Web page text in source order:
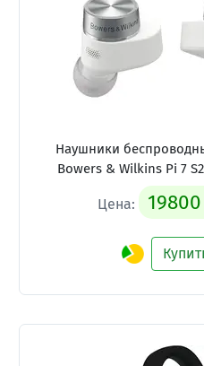
Наушники
Bowers & Wilkins Pi 7
Цена: